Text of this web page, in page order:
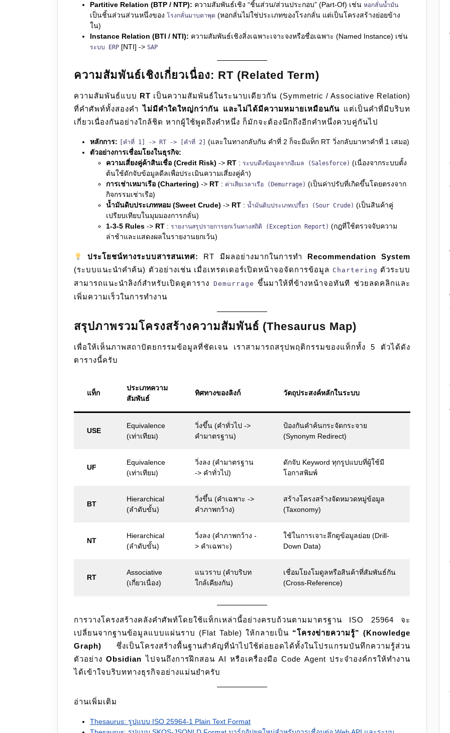
Partitive Relation (BTP / NTP): ความสัมพันธ์เชิง “ชิ้นส่วน/ส่วนประกอบ” (Part-Of) เช่น หอกลั่นน้ำมัน
เป็นชิ้นส่วนส่วนหนึ่งของ โรงกลั่นมาบตาพุด (หอกลั่นไม่ใช่ประเภทของโรงกลั่น แต่เป็นโครงสร้างย่อยข้าง
ใน)
Instance Relation (BTI / NTI): ความสัมพันธ์เชิงสิ่งเฉพาะเจาะจงหรือชื่อเฉพาะ (Named Instance) เช่น
ระบบ ERP [NTI] -> SAP
ความสัมพันธ์เชิงเกี่ยวเนื่อง: RT (Related Term)
ความสัมพันธ์แบบ RT เป็นความสัมพันธ์ในระนาบเดียวกัน (Symmetric / Associative Relation)
ที่คำศัพท์ทั้งสองคำไม่มีคำใดใหญ่กว่ากัน และไม่ได้มีความหมายเหมือนกันแต่เป็นคำที่มีบริบท
เกี่ยวเนื่องกันอย่างใกล้ชิด หากผู้ใช้พูดถึงคำหนึ่ง ก็มักจะต้องนึกถึงอีกคำหนึ่งควบคู่กันไป
หลักการ: [คำที่ 1] -> RT -> [คำที่ 2]
(และในทางกลับกัน คำที่ 2 ก็จะมีแท็ก RT วิ่งกลับมาหาคำที่ 1 เสมอ)
ตัวอย่างการเชื่อมโยงในธุรกิจ:
ความเสี่ยงคู่ค้าสินเชื่อ (Credit Risk) -> RT : ระบบดึงข้อมูลจากอีเมล (Salesforce) (เนื่องจากระบบตั้ง
ต้นใช้ดักจับข้อมูลดีลเพื่อประเมินความเสี่ยงคู่ค้า)
การเช่าเหมาเรือ (Chartering) -> RT : ค่าเสียเวลาเรือ (Demurrage) (เป็นค่าปรับที่เกิดขึ้นโดยตรงจาก
กิจกรรมเช่าเรือ)
น้ำมันดิบประเภทหอม (Sweet Crude) -> RT : น้ำมันดิบประเภทเปรี้ยว (Sour Crude) (เป็นสินค้าคู่
เปรียบเทียบในมุมมองการกลั่น)
1-3-5 Rules -> RT : รายงานสรุปรายการยกเว้นทางสถิติ (Exception Report) (กฎที่ใช้ตรวจจับความ
ล่าช้าและแสดงผลในรายงานยกเว้น)
ประโยชน์ทางระบบสารสนเทศ: RT มีผลอย่างมากในการทำ Recommendation System
(ระบบแนะนำคำค้น) ตัวอย่างเช่น เมื่อเทรดเดอร์เปิดหน้าจอจัดการข้อมูล Chartering ตัวระบบ
สามารถแนะนำลิงก์สำหรับเปิดดูตาราง Demurrage ขึ้นมาให้ที่ข้างหน้าจอทันที ช่วยลดคลิกและ
เพิ่มความเร็วในการทำงาน
สรุปภาพรวมโครงสร้างความสัมพันธ์ (Thesaurus Map)
เพื่อให้เห็นภาพสถาปัตยกรรมข้อมูลที่ชัดเจน เราสามารถสรุปพฤติกรรมของแท็กทั้ง 5 ตัวได้ดัง
ตารางนี้ครับ
แท็ก
ประเภทความ
สัมพันธ์
ทิศทางของลิงก์ วัตถุประสงค์หลักในระบบ
USE
Equivalence
(เท่าเทียม)
วิ่งขึ้น (คำทั่วไป ->
คำมาตรฐาน)
ป้องกันคำค้นกระจัดกระจาย
(Synonym Redirect)
UF
Equivalence
(เท่าเทียม)
วิ่งลง (คำมาตรฐาน
-> คำทั่วไป)
ดักจับ Keyword ทุกรูปแบบที่ผู้ใช้มี
โอกาสพิมพ์
BT
Hierarchical
(ลำดับขั้น)
วิ่งขึ้น (คำเฉพาะ ->
คำภาพกว้าง)
สร้างโครงสร้างจัดหมวดหมู่ข้อมูล
(Taxonomy)
NT
Hierarchical
(ลำดับขั้น)
วิ่งลง (คำภาพกว้าง -
> คำเฉพาะ)
ใช้ในการเจาะลึกดูข้อมูลย่อย (Drill-
Down Data)
RT
Associative
(เกี่ยวเนื่อง)
แนวราบ (คำบริบท
ใกล้เคียงกัน)
เชื่อมโยงโมดูลหรือสินค้าที่สัมพันธ์กัน
(Cross-Reference)
การวางโครงสร้างคลังคำศัพท์โดยใช้แท็กเหล่านี้อย่างครบถ้วนตามมาตรฐาน ISO 25964 จะ
เปลี่ยนจากฐานข้อมูลแบบแผ่นราบ (Flat Table) ให้กลายเป็น “โครงข่ายความรู้” (Knowledge
Graph) ซึ่งเป็นโครงสร้างพื้นฐานสำคัญที่นำไปใช้ต่อยอดได้ทั้งในโปรแกรมบันทึกความรู้ส่วน
ตัวอย่างObsidian ไปจนถึงการฝึกสอน AI หรือเครื่องมือ Code Agent ประจำองค์กรให้ทำงาน
ได้เข้าใจบริบททางธุรกิจอย่างแม่นยำครับ
อ่านเพิ่มเติม
Thesaurus: รูปแบบ ISO 25964-1 Plain Text Format